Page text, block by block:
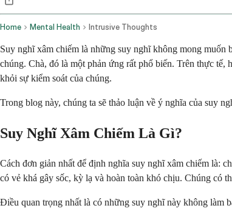
Home Mental Health Intrusive Thoughts
Suy nghĩ xâm chiếm là những suy nghĩ không mong
chúng. Chà, đó là một phản ứng rất phổ biến. Trên thực
khỏi sự kiểm soát của chúng.
Trong blog này, chúng ta sẽ thảo luận về ý nghĩa của suy
Suy Nghĩ Xâm Chiếm Là Gì?
Cách đơn giản nhất để định nghĩa suy nghĩ xâm chiếm là:
có vẻ khá gây sốc, kỳ lạ và hoàn toàn khó chịu. Chúng có
Điều quan trọng nhất là có những suy nghĩ này không làm